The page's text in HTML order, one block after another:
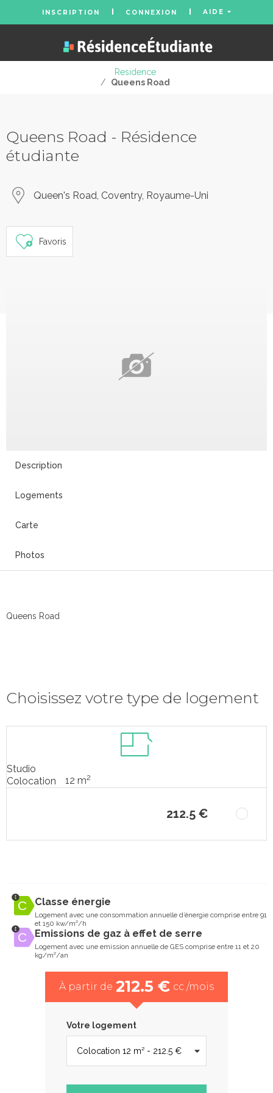
INSCRIPTION CONNEXION AIDE
Residence
/
Queens Road
Queens Road - Résidence
étudiante
Queen's Road, Coventry, Royaume-Uni
Favoris
Description
Logements
Carte
Photos
Queens Road
Choisissez votre type de logement
Studio
Colocation
12 m2
212.5 €
Classe énergie
Logement avec une consommation annuelle d’énergie comprise entre 91
et 150 kw/m²/h
Emissions de gaz à effet de serre
Logement avec une emission annuelle de GES comprise entre 11 et 20
kg/m²/an
À partir de 212.5 € cc /mois
Votre logement